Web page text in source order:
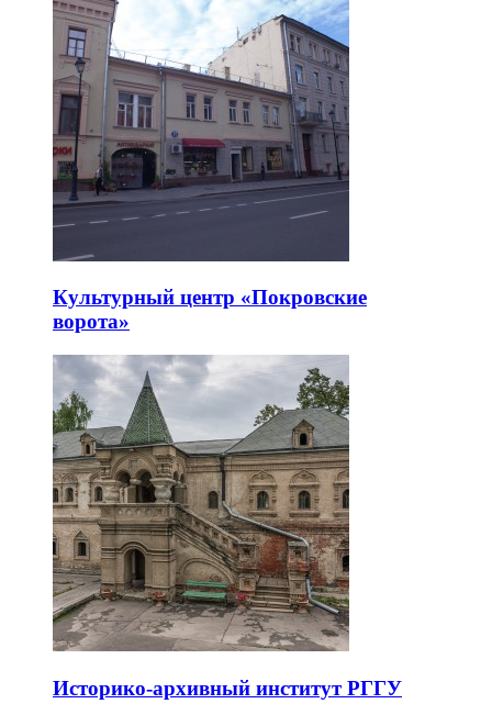
Культурный центр «Покровские
ворота»
Историко-архивный институт РГГУ